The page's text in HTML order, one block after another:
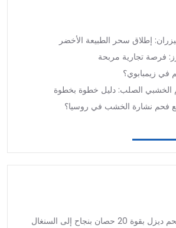
إطلاق سحر الطبيعة الأخضر
فرصة تجارية مربحة
في زيمبابوي؟
الخشبي الصلب: دليل خطوة بخطوة
فحم نشارة الخشب في روسيا؟
بنجاح إلى السنغال